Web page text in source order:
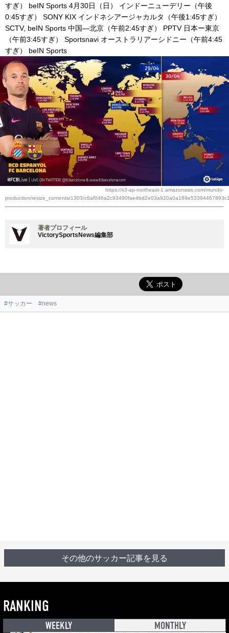
すぎ） beIN Sports 4月30日（日） インドーニューデリー（午後
0:45すぎ） SONY KIX インドネシアージャカルタ（午後1:45すぎ）
SCTV, beIN Sports 中国—北京（午前2:45すぎ） PPTV 日本ー東京
（午前3:45すぎ） Sportsnavi オーストラリアーシドニー（午前4:45
すぎ） beIN Sports
https://s3-ap-northeast-1.amazonaws.com/mundo-
production/resize_contents/1303/
著者プロフィール
VictorySportsNews編集部
#サッカー #news
その他のサッカー記事を見る
RANKING
WEEKLY MONTHLY